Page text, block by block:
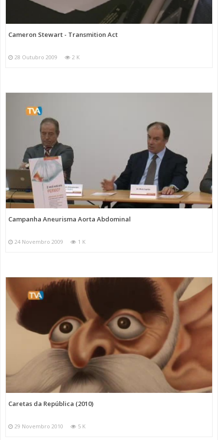
Cameron Stewart - Transmition Act
28 Outubro 2009 2 K
Campanha Aneurisma Aorta Abdominal
24 Novembro 2009 1 K
Caretas da República (2010)
29 Novembro 2010 5 K